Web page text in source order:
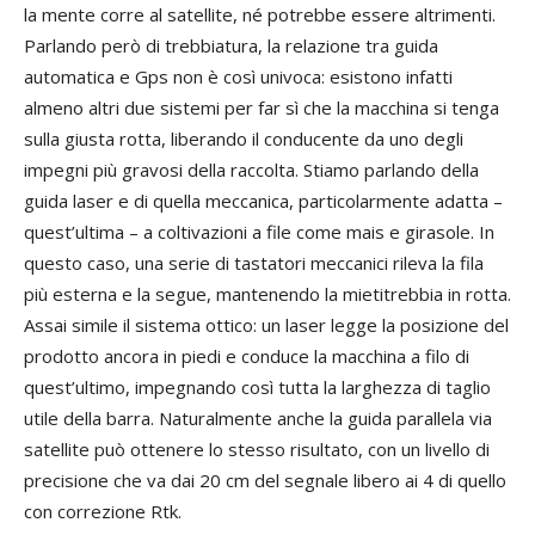
la mente corre al satellite, né potrebbe essere altrimenti.
Parlando però di trebbiatura, la relazione tra guida
automatica e Gps non è così univoca: esistono infatti
almeno altri due sistemi per far sì che la macchina si tenga
sulla giusta rotta, liberando il conducente da uno degli
impegni più gravosi della raccolta. Stiamo parlando della
guida laser e di quella meccanica, particolarmente adatta –
quest’ultima – a coltivazioni a file come mais e girasole. In
questo caso, una serie di tastatori meccanici rileva la fila
più esterna e la segue, mantenendo la mietitrebbia in rotta.
Assai simile il sistema ottico: un laser legge la posizione del
prodotto ancora in piedi e conduce la macchina a filo di
quest’ultimo, impegnando così tutta la larghezza di taglio
utile della barra. Naturalmente anche la guida parallela via
satellite può ottenere lo stesso risultato, con un livello di
precisione che va dai 20 cm del segnale libero ai 4 di quello
con correzione Rtk.